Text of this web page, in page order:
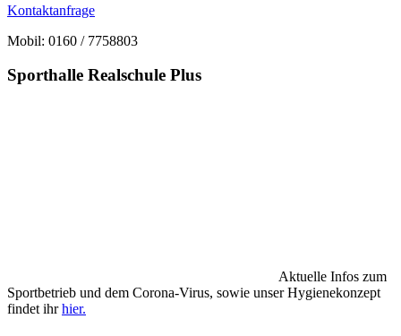
Kontaktanfrage
Mobil: 0160 / 7758803
Sporthalle Realschule Plus
Aktuelle Infos zum
Sportbetrieb und dem Corona-Virus, sowie unser Hygienekonzept
findet ihrhier.